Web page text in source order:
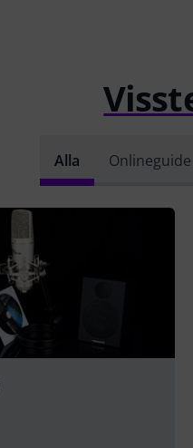
Alla Onlineguide